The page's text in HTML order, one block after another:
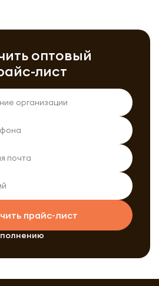
оптовый
лист
прайс-лист